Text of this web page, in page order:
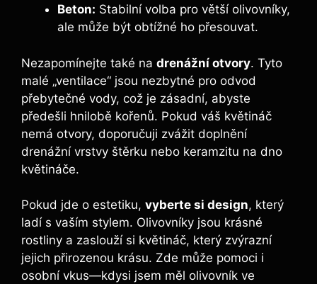
Beton: Stabilní volba pro větší olivovníky,
ale může být obtížné ho přesouvat.
Nezapomínejte také na drenážní otvory. Tyto
malé „ventilace“ jsou nezbytné pro odvod
přebytečné vody, což je zásadní, abyste
předešli hnilobě kořenů. Pokud váš květináč
nemá otvory, doporučuji zvážit doplnění
drenážní vrstvy štěrku nebo keramzitu na dno
květináče.
Pokud jde o estetiku, vyberte si design, který
ladí s vaším stylem. Olivovníky jsou krásné
rostliny a zaslouží si květináč, který zvýrazní
jejich přirozenou krásu. Zde může pomoci i
osobní vkus—kdysi jsem měl olivovník ve